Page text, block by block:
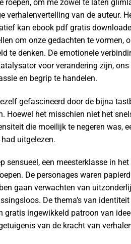
roepen, om me zowel te laten
verhalenvertelling van de auteur.
kan ebook pdf gratis
om onze gedachten te vormen,
te denken. De emotionele
voor verandering zijn,
en begrip te handelen.
gefascineerd door de bijna
Hoewel het misschien niet het
die moeilijk te negeren was,
uitgelezen.
sensueel, een meesterklasse in
De personages waren
gaan verwachten van
De thema’s van
gratis ingewikkeld patroon van
van de kracht van